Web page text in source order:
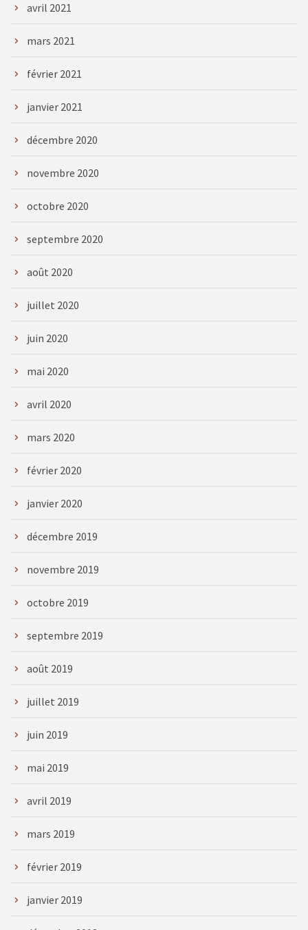
avril 2021
mars 2021
février 2021
janvier 2021
décembre 2020
novembre 2020
octobre 2020
septembre 2020
août 2020
juillet 2020
juin 2020
mai 2020
avril 2020
mars 2020
février 2020
janvier 2020
décembre 2019
novembre 2019
octobre 2019
septembre 2019
août 2019
juillet 2019
juin 2019
mai 2019
avril 2019
mars 2019
février 2019
janvier 2019